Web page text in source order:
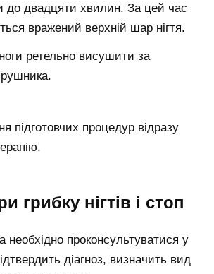
до двадцяти хвилин. За цей час
вражений верхній шар нігтя.
ретельно висушити за
підготовчих процедур відразу
грибку нігтів і стоп
необхідно проконсультуватися у
діагноз, визначить вид